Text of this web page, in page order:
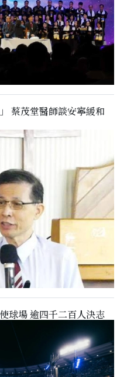
蔡茂堂醫師談安寧緩和
球場 逾四千二百人決志